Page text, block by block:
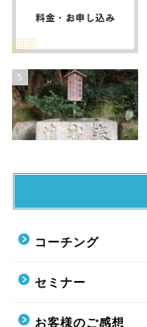
5
コーチング
セミナー
お客様のご感想